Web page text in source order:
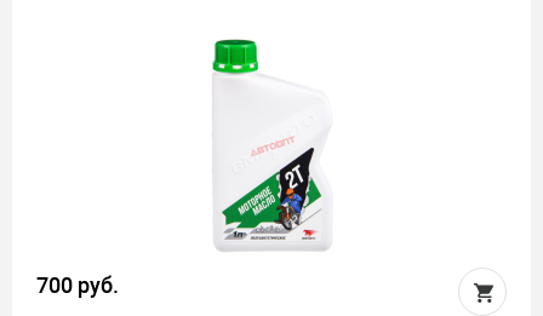
700 руб.